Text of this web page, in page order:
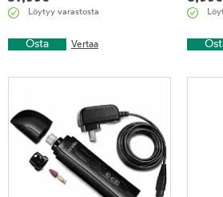
Löytyy varastosta
Osta Vertaa